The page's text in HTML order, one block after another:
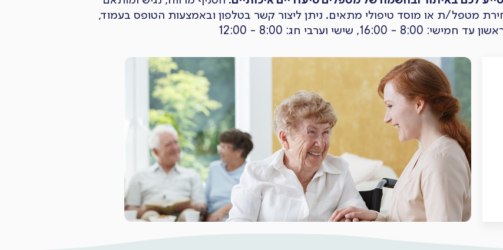
מטפל/ת או מוסד טיפולי מתאים. ניתן ליצור קשר בטלפון ובאמצעות הטופס בעמוד,
וערבי חג: 8:00 - 12:00